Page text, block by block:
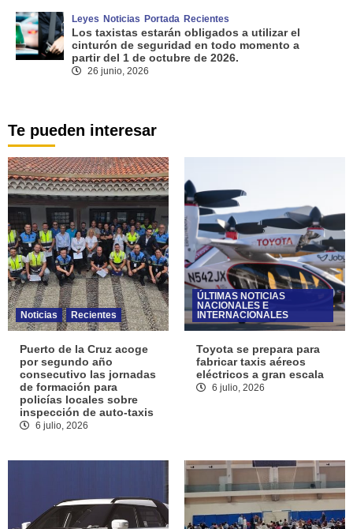
Leyes Noticias Portada Recientes
Los taxistas estarán obligados a utilizar el
cinturón de seguridad en todo momento a
partir del 1 de octubre de 2026.
26 junio, 2026
Te pueden interesar
Noticias Recientes
Puerto de la Cruz acoge
por segundo año
consecutivo las jornadas
de formación para
policías locales sobre
inspección de auto-taxis
6 julio, 2026
ÚLTIMAS NOTICIAS
NACIONALES E
INTERNACIONALES
Toyota se prepara para
fabricar taxis aéreos
eléctricos a gran escala
6 julio, 2026